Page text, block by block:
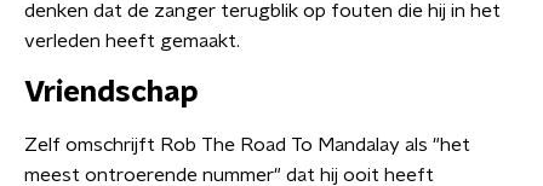
denken dat de zanger terugblik op fouten die hij in het
verleden heeft gemaakt.
Vriendschap
Zelf omschrijft Rob The Road To Mandalay als "het
meest ontroerende nummer" dat hij ooit heeft